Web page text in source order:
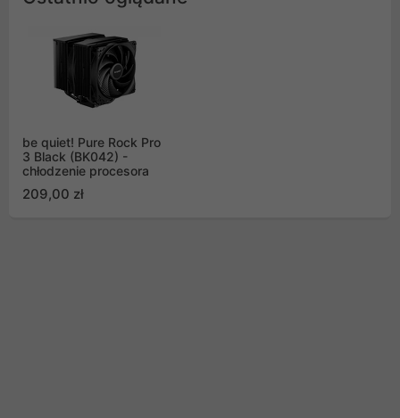
be quiet! Pure Rock Pro
3 Black (BK042) -
chłodzenie procesora
209,00 zł